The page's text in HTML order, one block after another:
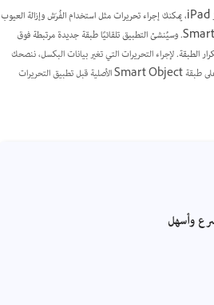
يمكنكإجراء تحريرات مثل استخدام الفُرَش وإزالة العيوب
وإزالة العيوب الدقيقة على طبقة Smart Object. وسيُنشئ التطبيق تلقائيًا طبقة جديدة مرتبطة فوق
لإجراء التحريرات التي تغير بيانات البكسل، ننصحك
بنسخ طبقة Smart Object ووضعها أعلى طبقة Smart Object الأصلية قبل تطبيق التحريرات
وأسهل